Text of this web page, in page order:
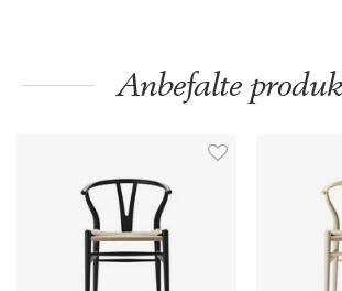
Anbefalte